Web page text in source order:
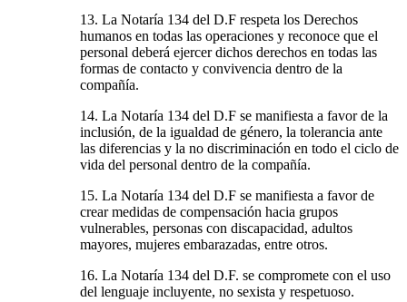
13. La Notaría 134 del D.F respeta los Derechos
humanos en todas las operaciones y reconoce que el
personal deberá ejercer dichos derechos en todas las
formas de contacto y convivencia dentro de la
compañía.
14. La Notaría 134 del D.F se manifiesta a favor de la
inclusión, de la igualdad de género, la tolerancia ante
las diferencias y la no discriminación en todo el ciclo de
vida del personal dentro de la compañía.
15. La Notaría 134 del D.F se manifiesta a favor de
crear medidas de compensación hacia grupos
vulnerables, personas con discapacidad, adultos
mayores, mujeres embarazadas, entre otros.
16. La Notaría 134 del D.F. se compromete con el uso
del lenguaje incluyente, no sexista y respetuoso.